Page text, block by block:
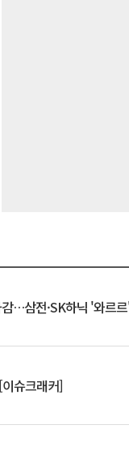
…삼전·SK하닉 '와르
슈크래커]